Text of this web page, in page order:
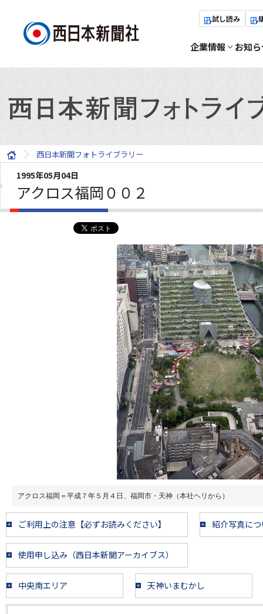
試し読み
企業情報 お知
西日本新聞フォトライブラリー
1995年05月04日
アクロス福岡００２
アクロス福岡＝平成７年５月４日、福岡市・天神（本社ヘリから）
ご利用上の注意【必ずお読みください】 紹介写真に
使用申し込み（西日本新聞アーカイブス）
中央南エリア 天神いまむかし